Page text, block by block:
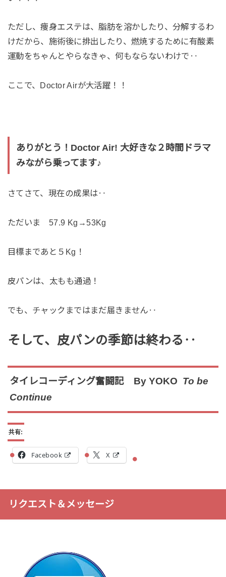
ただし、痩身エステは、脂肪を溶かしたり、分解するわ
けだから、施術後に排出したり、燃焼するために有酸素
運動をちゃんとやらなきゃ、何もならないわけで‥
ここで、Doctor Airが大活躍！！
ありがとう！Doctor Air! 大好きな２時間ドラマ
みながら乗ってます♪
さてさて、現在の成果は‥
ただいま 57.9 Kg→53Kg
目標まであと５Kg！
皮パンは、太もも通過！
でも、チャックまではまだ届きません‥
そして、皮パンの季節は終わる‥
タイレコーディング奮闘記 By YOKO To be
Continue
共有:
Facebook X
リクエスト＆メッセージ